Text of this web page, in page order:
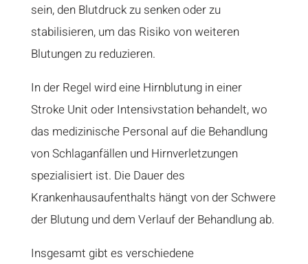
sein, den Blutdruck zu senken oder zu
stabilisieren, um das Risiko von weiteren
Blutungen zu reduzieren.
In der Regel wird eine Hirnblutung in einer
Stroke Unit oder Intensivstation behandelt, wo
das medizinische Personal auf die Behandlung
von Schlaganfällen und Hirnverletzungen
spezialisiert ist. Die Dauer des
Krankenhausaufenthalts hängt von der Schwere
der Blutung und dem Verlauf der Behandlung ab.
Insgesamt gibt es verschiedene